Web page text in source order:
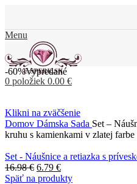
Menu
0 položiek 0.00 €
-60%Vypredané
Klikni na zväčšenie
Domov Dámska Sada Set –
kruhu s kamienkami v zlatej farbe
Set - Náušnice a retiazka s
16.98€ 6.79 €
Späť na produkty